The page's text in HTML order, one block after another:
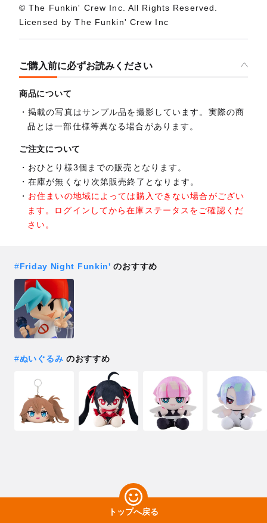
© The Funkin' Crew Inc. All Rights Reserved.
Licensed by The Funkin' Crew Inc
ご購入前に必ずお読みください
商品について
掲載の写真はサンプル品を撮影しています。実際の商
品とは一部仕様等異なる場合があります。
ご注文について
おひとり様3個までの販売となります。
在庫が無くなり次第販売終了となります。
お住まいの地域によっては購入できない場合がござい
ます。ログインしてから在庫ステータスをご確認くだ
さい。
#Friday Night Funkin' のおすすめ
#ぬいぐるみ のおすすめ
トップへ戻る